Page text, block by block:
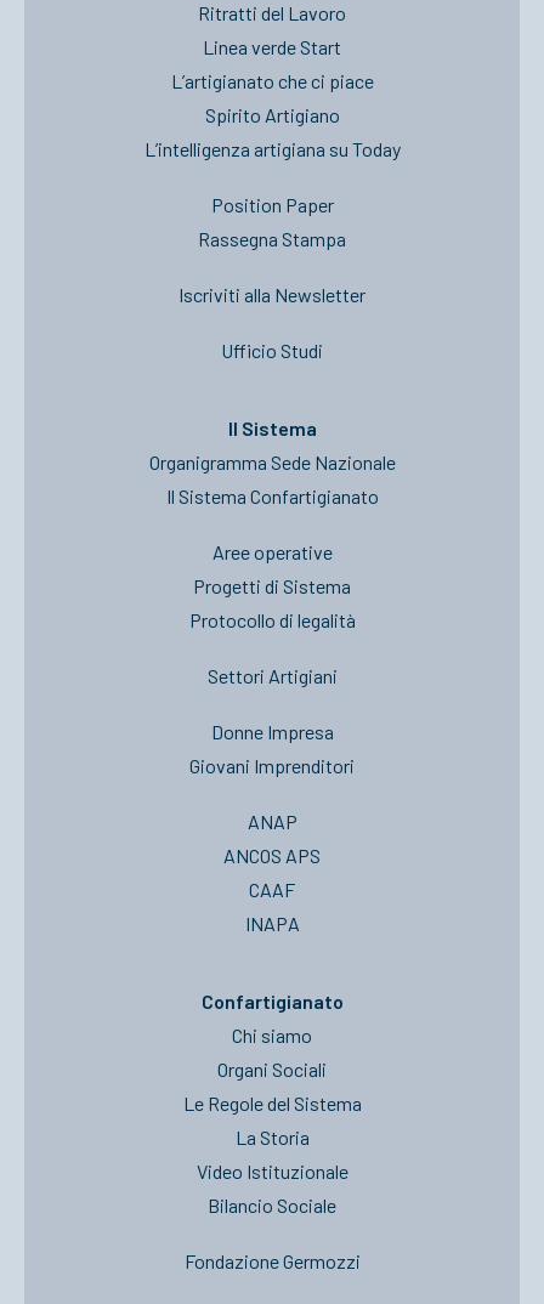
Ritratti del Lavoro
Linea verde Start
L’artigianato che ci piace
Spirito Artigiano
L’intelligenza artigiana su Today
Position Paper
Rassegna Stampa
Iscriviti alla Newsletter
Ufficio Studi
Il Sistema
Organigramma Sede Nazionale
Il Sistema Confartigianato
Aree operative
Progetti di Sistema
Protocollo di legalità
Settori Artigiani
Donne Impresa
Giovani Imprenditori
ANAP
ANCOS APS
CAAF
INAPA
Confartigianato
Chi siamo
Organi Sociali
Le Regole del Sistema
La Storia
Video Istituzionale
Bilancio Sociale
Fondazione Germozzi